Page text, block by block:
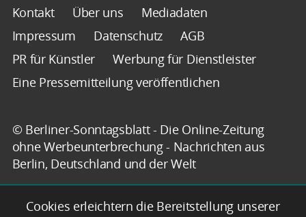
Kontakt Über uns
Mediadaten
Impressum
Datenschutz
AGB
PR für Künstler
Werbung für Dienstleister
Eine Pressemitteilung veröffentlichen
© Berliner-Sonntagsblatt - Die Online-Zeitung
ohne Werbeunterbrechung - Nachrichten aus
Berlin, Deutschland und der Welt
Cookies erleichtern die Bereitstellung unserer